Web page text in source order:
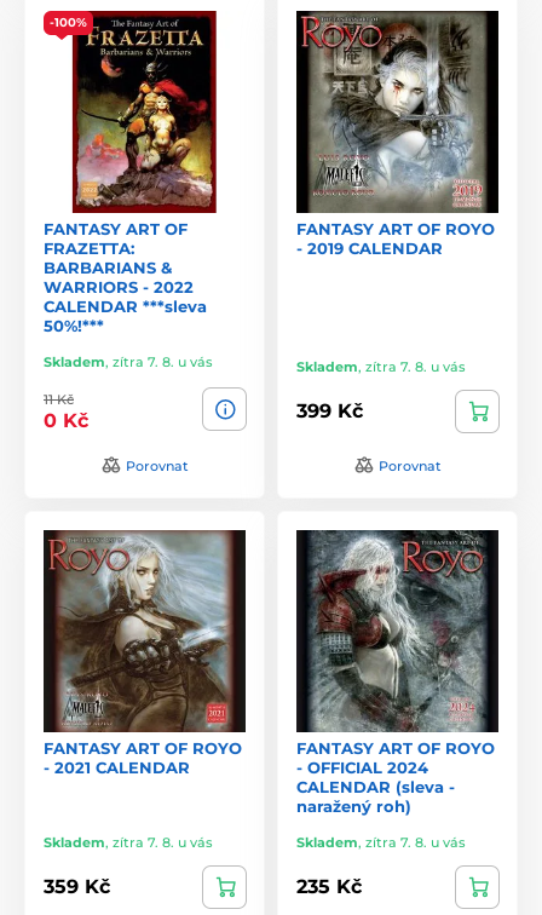
-100%
FANTASY ART OF
FRAZETTA:
BARBARIANS &
WARRIORS - 2022
CALENDAR ***sleva
50%!***
Skladem, zítra 7. 8. u vás
11 Kč
0 Kč
Porovnat
FANTASY ART OF ROYO
- 2019 CALENDAR
Skladem, zítra 7. 8. u vás
399 Kč
Porovnat
FANTASY ART OF ROYO
- 2021 CALENDAR
Skladem, zítra 7. 8. u vás
359 Kč
FANTASY ART OF ROYO
- OFFICIAL 2024
CALENDAR (sleva -
naražený roh)
Skladem, zítra 7. 8. u vás
235 Kč